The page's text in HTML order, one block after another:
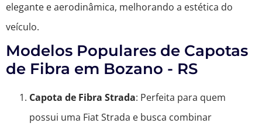
elegante e aerodinâmica, melhorando a estética do
veículo.
Modelos Populares de Capotas
de Fibra em Bozano - RS
Capota de Fibra Strada: Perfeita para quem
possui uma Fiat Strada e busca combinar